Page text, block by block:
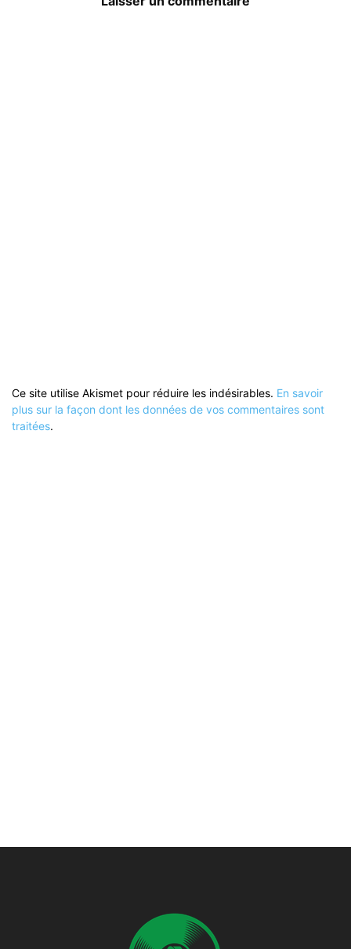
Ce site utilise Akismet pour réduire les indésirables. En savoir
plus sur la façon dont les données de vos commentaires sont
traitées.